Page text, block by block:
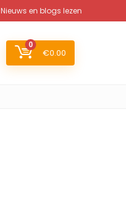
Nieuws en blogs lezen
0
€0.00